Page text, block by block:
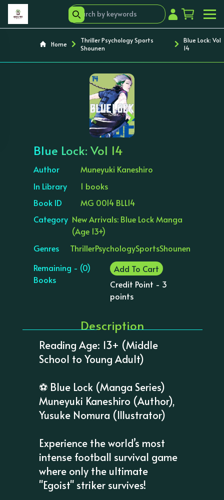
Home
Thriller Psychology Sports
Shounen
Blue Lock: Vol
14
‹ ›
Blue Lock: Vol 14
Author
Muneyuki Kaneshiro
In Library
1 books
Book ID
MG 0014 BLL14
Category New Arrivals: Blue Lock Manga
(Age 13+)
Genres
ThrillerPsychologySportsShounen
Remaining - (0)
Books
Add To Cart
Credit Point - 3
points
Description
Reading Age: 13+ (Middle
School to Young Adult)
⚽️ Blue Lock (Manga Series)
Muneyuki Kaneshiro (Author),
Yusuke Nomura (Illustrator)
Experience the world’s most
intense football survival game
where only the ultimate
"Egoist" striker survives!